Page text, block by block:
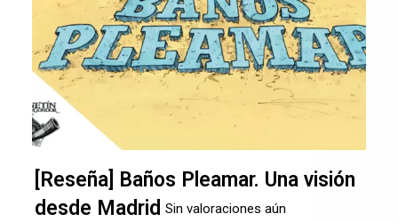
[Reseña] Baños Pleamar. Una visión
desde Madrid Sin valoraciones aún